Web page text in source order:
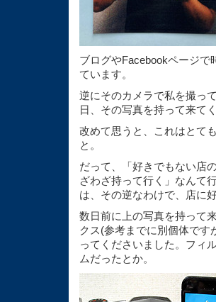
ブログやFacebookページ
ています。
逆にそのカメラで私を撮っ
日、その写真を持って来て
改めて思うと、これはとて
と。
だって、「好きでもない店
ざわざ持って行く」なんて
は、その逆なわけで、店に
数日前に上の写真を持って
クス(参考までに別個体です
ってくださいました。フィ
ムだったとか。